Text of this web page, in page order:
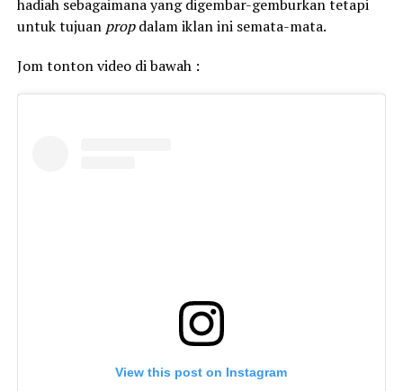
hadiah sebagaimana yang digembar-gemburkan tetapi
untuk tujuan propdalam iklan ini semata-mata.
Jom tonton video di bawah :
View this post on Instagram